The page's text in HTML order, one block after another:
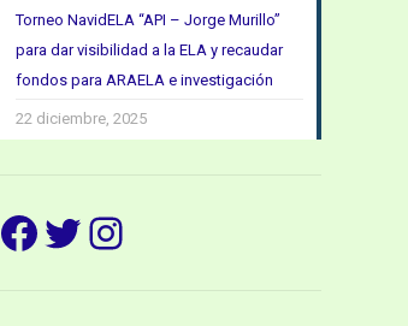
Torneo NavidELA “API – Jorge Murillo”
para dar visibilidad a la ELA y recaudar
fondos para ARAELA e investigación
22 diciembre, 2025
Facebook
Twitter
Instagram